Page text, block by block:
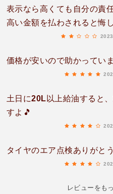
表示なら高くても自分の責
高い金額を払わされると悔し
価格が安いので助かっていま
土日に20L以上給油すると
すよ🎵
タイヤのエア点検ありがと
レビューをも